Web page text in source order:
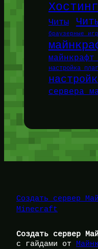
Читы
браузерные
майнкрафт
настройка
сервера
Создать сервер
Minecraft
Создать сервер
с гайдами от